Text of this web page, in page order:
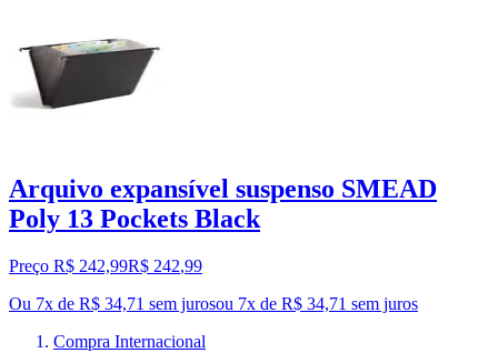
Arquivo expansível suspenso SMEAD
Poly 13 Pockets Black
Preço R$ 242,99R$ 242,99
Ou 7x de R$ 34,71 sem jurosou 7x de R$ 34,71 sem juros
Compra Internacional